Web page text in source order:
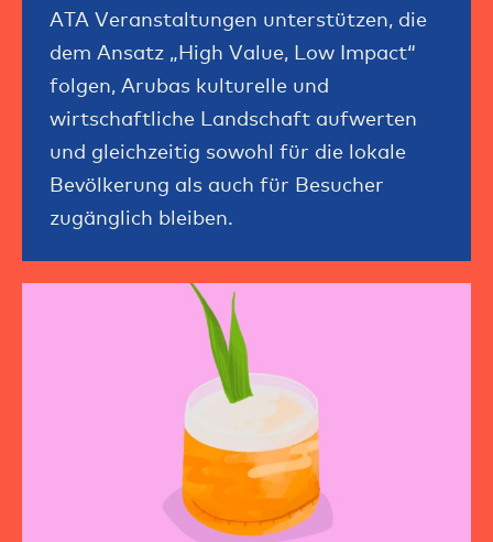
ATA Veranstaltungen unterstützen, die
dem Ansatz „High Value, Low Impact“
folgen, Arubas kulturelle und
wirtschaftliche Landschaft aufwerten
und gleichzeitig sowohl für die lokale
Bevölkerung als auch für Besucher
zugänglich bleiben.